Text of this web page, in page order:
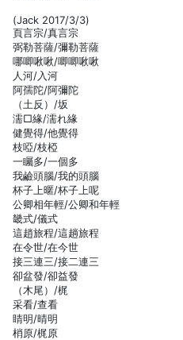
(Jack 2017/3/3)
頁言宗/真言宗
弼勒菩薩/彌勒菩薩
哪唧啾啾/唧唧啾啾
人河/入河
阿孺陀/阿彌陀
（土反）/坂
濡□緣/濡れ緣
健覺得/他覺得
枝啞/枝椏
一矚多/一個多
我鹼頭腦/我的頭腦
杯子上暱/杯子上呢
公卿相年輕/公卿和年輕
畿式/儀式
這趙旅程/這趟旅程
在令世/在今世
接三連三/接二連三
卻盆發/卻益發
（木尾）/梶
采看/查看
睛明/晴明
梢原/梶原